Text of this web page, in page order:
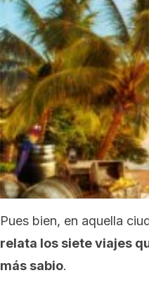
Pues bien, en aquella
relata los siete viajes
más sabio.